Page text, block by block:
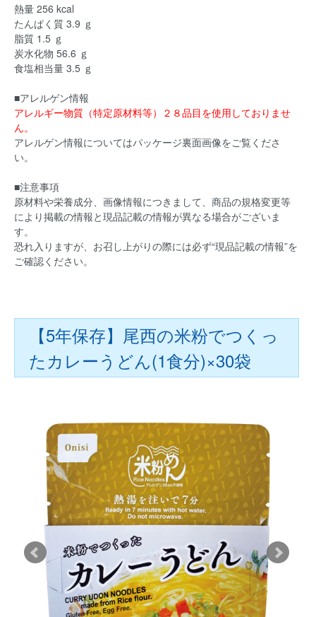
熱量 256 kcal
たんぱく質 3.9 ｇ
脂質 1.5 ｇ
炭水化物 56.6 ｇ
食塩相当量 3.5 ｇ
■アレルゲン情報
アレルギー物質（特定原材料等）２８品目を使用しておりませ
ん。
アレルゲン情報についてはパッケージ裏面画像をご覧くださ
い。
■注意事項
原材料や栄養成分、画像情報につきまして、商品の規格変更等
により掲載の情報と現品記載の情報が異なる場合がございま
す。
恐れ入りますが、お召し上がりの際には必ず“現品記載の情報”を
ご確認ください。
【5年保存】尾西の米粉でつくっ
たカレーうどん(1食分)×30袋